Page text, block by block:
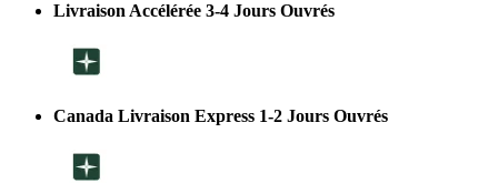
Livraison Accélérée 3-4 Jours Ouvrés
Canada Livraison Express 1-2 Jours Ouvrés